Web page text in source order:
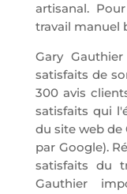
artisanal.
travail manuel
Gary
satisfaits de
300 avis
satisfaits qui
du site web de
par Google).
satisfaits du
Gauthier